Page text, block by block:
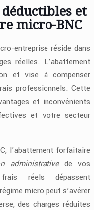
et
micro-BNC
entreprise réside dans
réelles. L’abattement
et vise à compenser
professionnels. Cette
et inconvénients
et votre secteur
l’abattement forfaitaire
administrativede vos
réels dépassent
micro peut s’avérer
des charges réduites